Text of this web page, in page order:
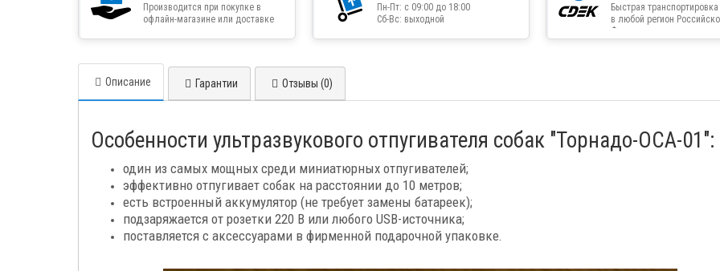
Производится при покупке в
офлайн-магазине или доставке
Пн-Пт: с 09:00 до 18:00
Сб-Вс: выходной
Быстрая
в любой регион
Федерации
Описание Гарантии Отзывы (0)
Особенности ультразвукового отпугивателя собак "Торнадо-ОСА-01":
один из самых мощных среди миниатюрных отпугивателей;
эффективно отпугивает собак на расстоянии до 10 метров;
есть встроенный аккумулятор (не требует замены батареек);
подзаряжается от розетки 220 В или любого USB-источника;
поставляется с аксессуарами в фирменной подарочной упаковке.